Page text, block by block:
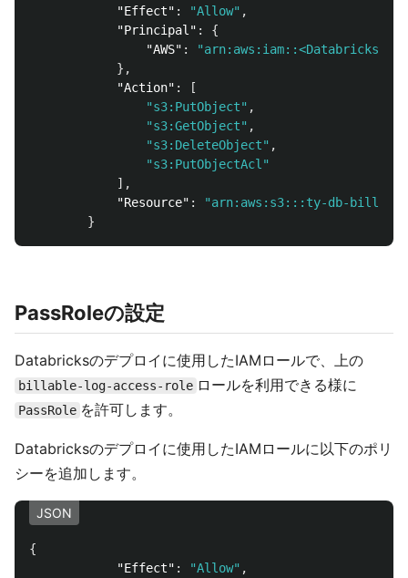
"Effect" : "Allow" ,
"Principal" :
{
"AWS" :
"arn:aws:iam::<Databricksを
},
"Action" :
[
"s3:PutObject" ,
"s3:GetObject" ,
"s3:DeleteObject" ,
"s3:PutObjectAcl"
],
"Resource" :
"arn:aws:s3:::ty-db-
}
PassRoleの設定
Databricksのデプロイに使用したIAMロールで、上の
billable-log-access-role ロールを利用できる様に
PassRole を許可します。
Databricksのデプロイに使用したIAMロールに以下のポリ
シーを追加します。
JSON
{
"Effect" : "Allow" ,